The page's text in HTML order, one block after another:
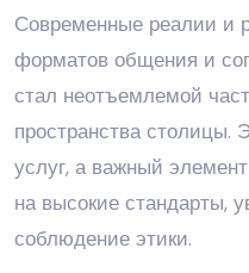
Современные реалии и
форматов общения и
стал неотъемлемой
пространства столицы.
услуг, а важный
на высокие стандарты,
соблюдение этики.